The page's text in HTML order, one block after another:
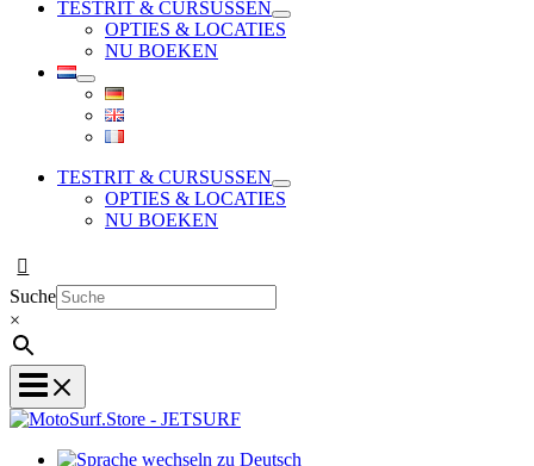
TESTRIT & CURSUSSEN
OPTIES & LOCATIES
NU BOEKEN
TESTRIT & CURSUSSEN
OPTIES & LOCATIES
NU BOEKEN
Suche
×